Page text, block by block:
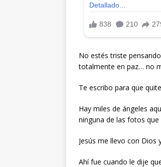
No estés triste
totalmente en paz… no
Te escribo para que
Hay miles de ángeles
ninguna de las fotos
Jesús me llevo con
Ahí fue cuando le dije